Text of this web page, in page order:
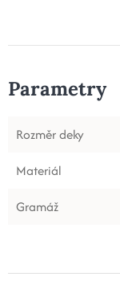
Parametry
Rozměr deky
Materiál
Gramáž